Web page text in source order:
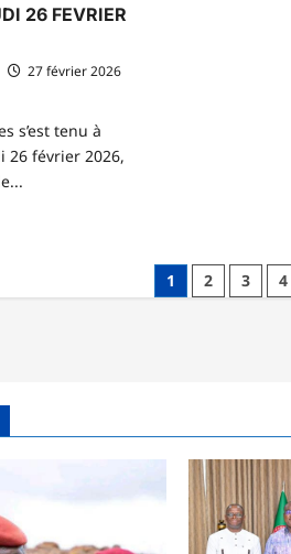
26 FEVRIER
27 février 2026
s’est tenu à
26 février 2026,
1 2 3 4